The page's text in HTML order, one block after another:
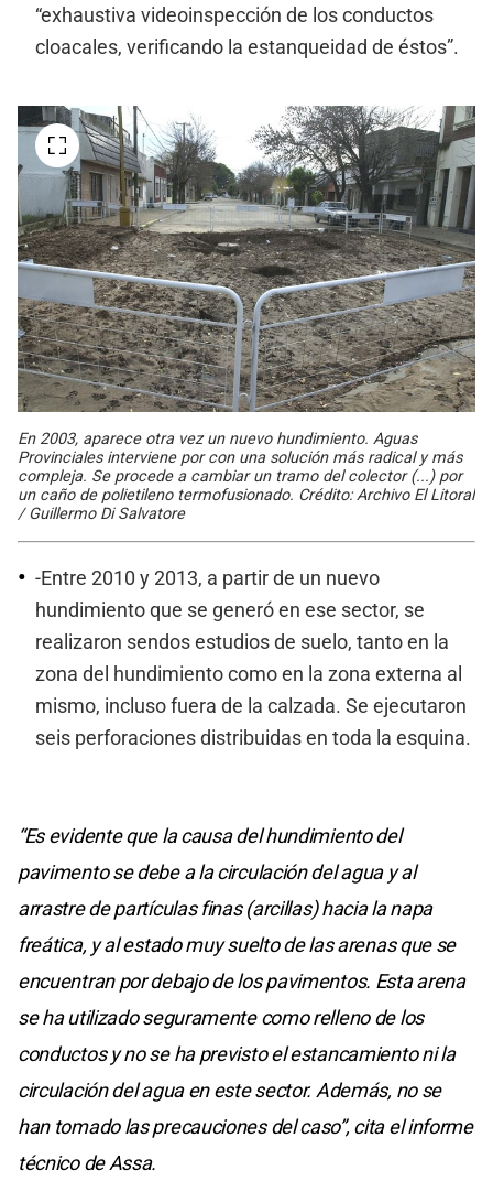
“exhaustiva videoinspección de los conductos
cloacales, verificando la estanqueidad de éstos”.
En 2003, aparece otra vez un nuevo hundimiento. Aguas
Provinciales interviene por con una solución más radical y más
compleja. Se procede a cambiar un tramo del colector (...) por
un caño de polietileno termofusionado. Crédito: Archivo El Litoral
/ Guillermo Di Salvatore
-Entre 2010 y 2013, a partir de un nuevo
hundimiento que se generó en ese sector, se
realizaron sendos estudios de suelo, tanto en la
zona del hundimiento como en la zona externa al
mismo, incluso fuera de la calzada. Se ejecutaron
seis perforaciones distribuidas en toda la esquina.
“Es evidente que la causa del hundimiento del
pavimento se debe a la circulación del agua y al
arrastre de partículas finas (arcillas) hacia la napa
freática, y al estado muy suelto de las arenas que se
encuentran por debajo de los pavimentos. Esta arena
se ha utilizado seguramente como relleno de los
conductos y no se ha previsto el estancamiento ni la
circulación del agua en este sector. Además, no se
han tomado las precauciones del caso”, cita el informe
técnico de Assa.